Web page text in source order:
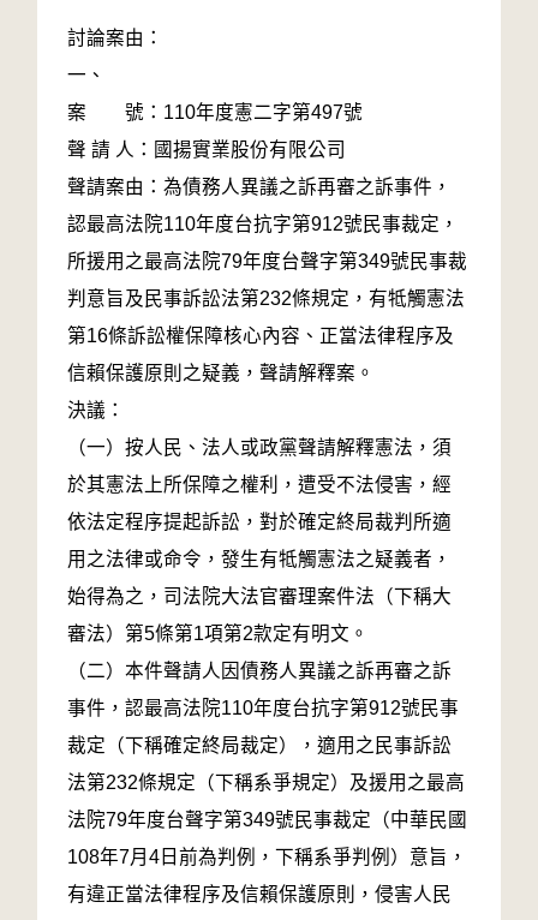
討論案由：
一、
案 號：110年度憲二字第497號
聲 請 人：國揚實業股份有限公司
聲請案由：為債務人異議之訴再審之訴事件，
認最高法院110年度台抗字第912號民事裁定，
所援用之最高法院79年度台聲字第349號民事裁
判意旨及民事訴訟法第232條規定，有牴觸憲法
第16條訴訟權保障核心內容、正當法律程序及
信賴保護原則之疑義，聲請解釋案。
決議：
（一）按人民、法人或政黨聲請解釋憲法，須
於其憲法上所保障之權利，遭受不法侵害，經
依法定程序提起訴訟，對於確定終局裁判所適
用之法律或命令，發生有牴觸憲法之疑義者，
始得為之，司法院大法官審理案件法（下稱大
審法）第5條第1項第2款定有明文。
（二）本件聲請人因債務人異議之訴再審之訴
事件，認最高法院110年度台抗字第912號民事
裁定（下稱確定終局裁定），適用之民事訴訟
法第232條規定（下稱系爭規定）及援用之最高
法院79年度台聲字第349號民事裁定（中華民國
108年7月4日前為判例，下稱系爭判例）意旨，
有違正當法律程序及信賴保護原則，侵害人民